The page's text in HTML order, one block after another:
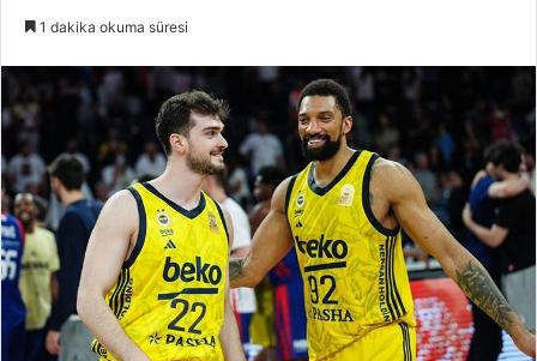
göndermek
1 dakika okuma süresi